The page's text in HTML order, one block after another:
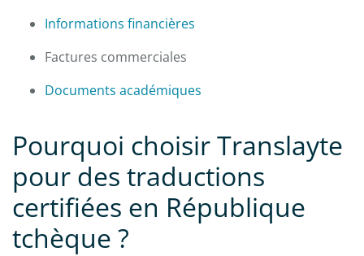
Informations financières
Factures commerciales
Documents académiques
Pourquoi choisir Translayte
pour des traductions
certifiées en République
tchèque ?